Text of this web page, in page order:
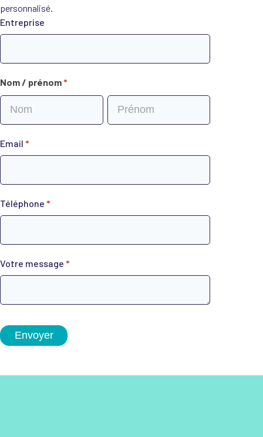
personnalisé.
Formulaire
formation
mesure
Entreprise
Nom / prénom*
Nom
Nom
Email *
Téléphone *
Votre message *
Envoyer